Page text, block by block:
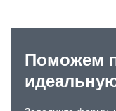
Поможем